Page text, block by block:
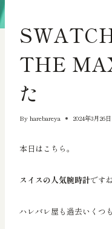
THE
た
By harebareya 2024年3月26日
本日はこちら。
スイスの人気腕時計ですね
ハレバレ屋も過去いくつ